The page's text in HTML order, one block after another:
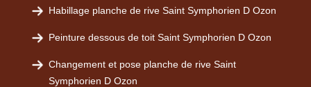
Habillage planche de rive Saint Symphorien D Ozon
Peinture dessous de toit Saint Symphorien D Ozon
Changement et pose planche de rive Saint
Symphorien D Ozon